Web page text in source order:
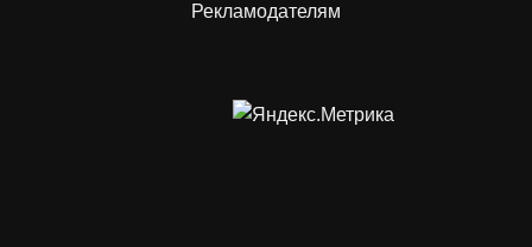
Рекламодателям